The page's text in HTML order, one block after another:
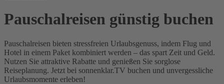
Pauschalreisen günstig buchen
Pauschalreisen bieten stressfreien Urlaubsgenuss, indem Flug und
Hotel in einem Paket kombiniert werden – das spart Zeit und Geld.
Nutzen Sie attraktive Rabatte und genießen Sie sorglose
Reiseplanung. Jetzt bei sonnenklar.TV buchen und unvergessliche
Urlaubsmomente erleben!